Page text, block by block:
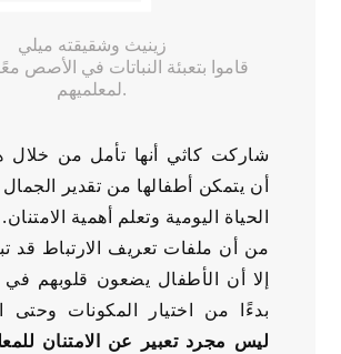
زينيث وشقيقته ميلي
قاموا بتعبئة النباتات في الأصص
لمعلميهم.
شاركت كاثي أنها تأمل من خلال
أن يتمكن أطفالها من تقدير
الحياة اليومية وتعلم أهمية
من أن ملفات تعريف الارتباط قد
إلا أن الأطفال يضعون قلوبهم
بدءًا من اختيار المكونات وحتى
ليس مجرد تعبير عن الامتنان